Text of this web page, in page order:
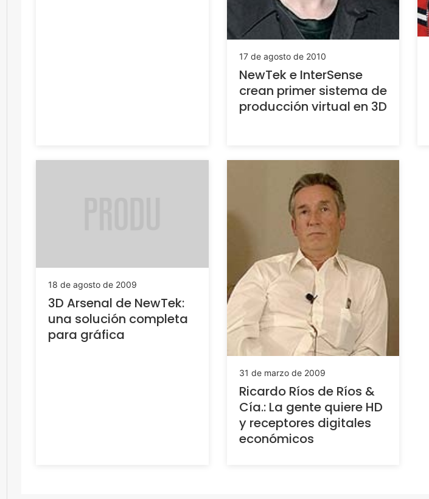
17 de agosto de 2010
NewTek e InterSense
crean primer sistema de
producción virtual en 3D
18 de agosto de 2009
3D Arsenal de NewTek:
una solución completa
para gráfica
31 de marzo de 2009
Ricardo Ríos de Ríos &
Cía.: La gente quiere HD
y receptores digitales
económicos